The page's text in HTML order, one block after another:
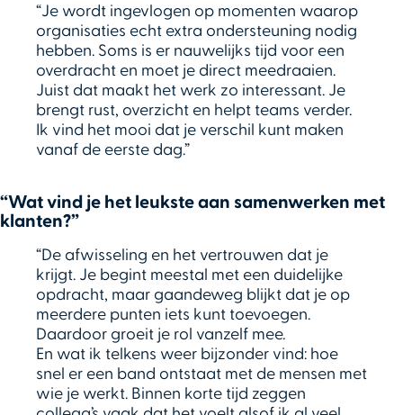
“Je wordt ingevlogen op momenten waarop
organisaties echt extra ondersteuning nodig
hebben. Soms is er nauwelijks tijd voor een
overdracht en moet je direct meedraaien.
Juist dat maakt het werk zo interessant. Je
brengt rust, overzicht en helpt teams verder.
Ik vind het mooi dat je verschil kunt maken
vanaf de eerste dag.”
“Wat vind je het leukste aan samenwerken met
klanten?”
“De afwisseling en het vertrouwen dat je
krijgt. Je begint meestal met een duidelijke
opdracht, maar gaandeweg blijkt dat je op
meerdere punten iets kunt toevoegen.
Daardoor groeit je rol vanzelf mee.
En wat ik telkens weer bijzonder vind: hoe
snel er een band ontstaat met de mensen met
wie je werkt. Binnen korte tijd zeggen